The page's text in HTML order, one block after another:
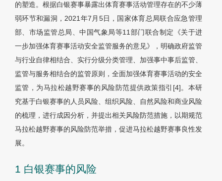
的塑造。根据白银赛事暴露出体育赛事活动管理存在的不少薄
弱环节和漏洞，2021年7月5日，国家体育总局联合应急管理
部、市场监管总局、中国气象局等11部门联合制定《关于进
一步加强体育赛事活动安全监管服务的意见》，明确政府监管
与行业自律相结合、实行分级分类管理、加强事中事后监管、
监管与服务相结合的监管原则，全面加强体育赛事活动的安全
监管，为马拉松越野赛事的风险防范提供政策指引[4]。本研
究基于白银赛事的人员风险、组织风险、自然风险和商业风险
的梳理，进行成因分析，并提出相关风险防范措施，以期规范
马拉松越野赛事的风险防范举措，促进马拉松越野赛事良性发
展。
1 白银赛事的风险